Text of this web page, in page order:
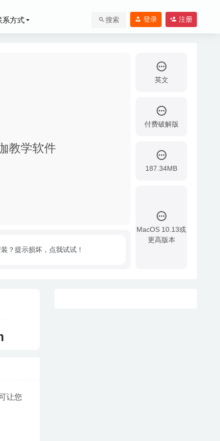
方式 搜索 登录 注册
教学软件
英文
付费破解版
187.34MB
MacOS 10.13或
更高版本
？提示损坏，点我试试！
让您